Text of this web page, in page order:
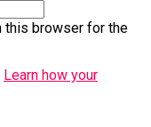
this browser for the
Learn how your